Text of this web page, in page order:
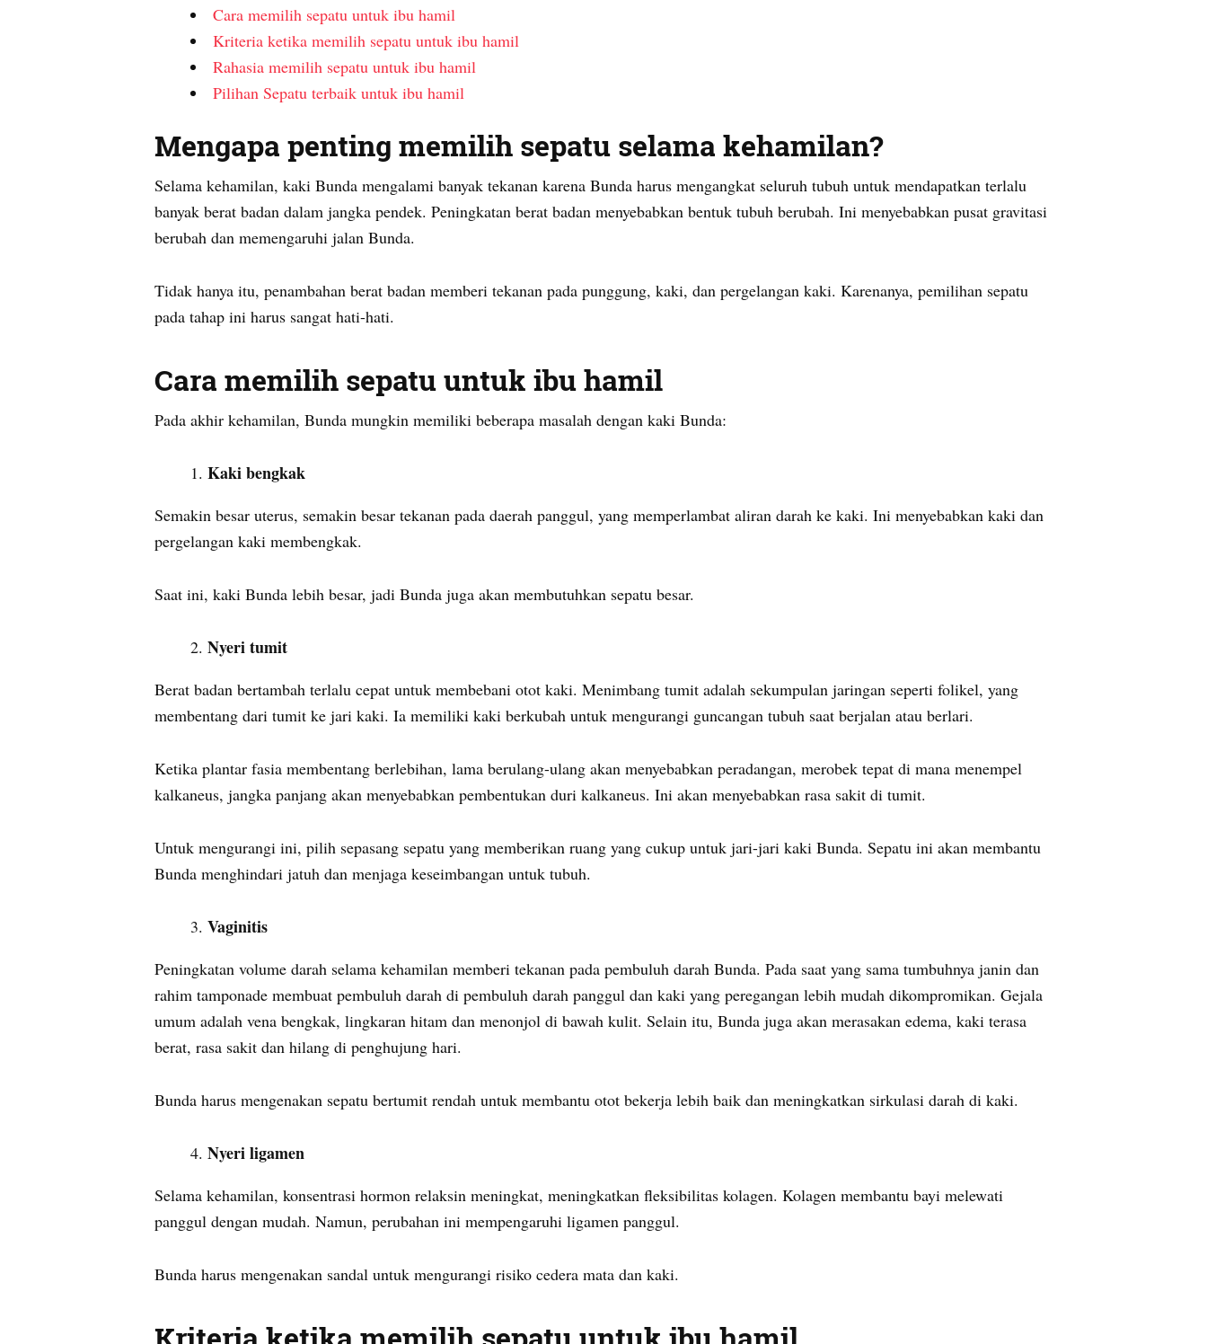
Cara memilih sepatu untuk ibu hamil
Kriteria ketika memilih sepatu untuk ibu hamil
Rahasia memilih sepatu untuk ibu hamil
Pilihan Sepatu terbaik untuk ibu hamil
Mengapa penting memilih sepatu selama kehamilan?
Selama kehamilan, kaki Bunda mengalami banyak tekanan karena Bunda harus mengangkat seluruh tubuh untuk mendapatkan terlalu
banyak berat badan dalam jangka pendek. Peningkatan berat badan menyebabkan bentuk tubuh berubah. Ini menyebabkan pusat gravitasi
berubah dan memengaruhi jalan Bunda.
Tidak hanya itu, penambahan berat badan memberi tekanan pada punggung, kaki, dan pergelangan kaki. Karenanya, pemilihan sepatu
pada tahap ini harus sangat hati-hati.
Cara memilih sepatu untuk ibu hamil
Pada akhir kehamilan, Bunda mungkin memiliki beberapa masalah dengan kaki Bunda:
Kaki bengkak
Semakin besar uterus, semakin besar tekanan pada daerah panggul, yang memperlambat aliran darah ke kaki. Ini menyebabkan kaki dan
pergelangan kaki membengkak.
Saat ini, kaki Bunda lebih besar, jadi Bunda juga akan membutuhkan sepatu besar.
Nyeri tumit
Berat badan bertambah terlalu cepat untuk membebani otot kaki. Menimbang tumit adalah sekumpulan jaringan seperti folikel, yang
membentang dari tumit ke jari kaki. Ia memiliki kaki berkubah untuk mengurangi guncangan tubuh saat berjalan atau berlari.
Ketika plantar fasia membentang berlebihan, lama berulang-ulang akan menyebabkan peradangan, merobek tepat di mana menempel
kalkaneus, jangka panjang akan menyebabkan pembentukan duri kalkaneus. Ini akan menyebabkan rasa sakit di tumit.
Untuk mengurangi ini, pilih sepasang sepatu yang memberikan ruang yang cukup untuk jari-jari kaki Bunda. Sepatu ini akan membantu
Bunda menghindari jatuh dan menjaga keseimbangan untuk tubuh.
Vaginitis
Peningkatan volume darah selama kehamilan memberi tekanan pada pembuluh darah Bunda. Pada saat yang sama tumbuhnya janin dan
rahim tamponade membuat pembuluh darah di pembuluh darah panggul dan kaki yang peregangan lebih mudah dikompromikan. Gejala
umum adalah vena bengkak, lingkaran hitam dan menonjol di bawah kulit. Selain itu, Bunda juga akan merasakan edema, kaki terasa
berat, rasa sakit dan hilang di penghujung hari.
Bunda harus mengenakan sepatu bertumit rendah untuk membantu otot bekerja lebih baik dan meningkatkan sirkulasi darah di kaki.
Nyeri ligamen
Selama kehamilan, konsentrasi hormon relaksin meningkat, meningkatkan fleksibilitas kolagen. Kolagen membantu bayi melewati
panggul dengan mudah. Namun, perubahan ini mempengaruhi ligamen panggul.
Bunda harus mengenakan sandal untuk mengurangi risiko cedera mata dan kaki.